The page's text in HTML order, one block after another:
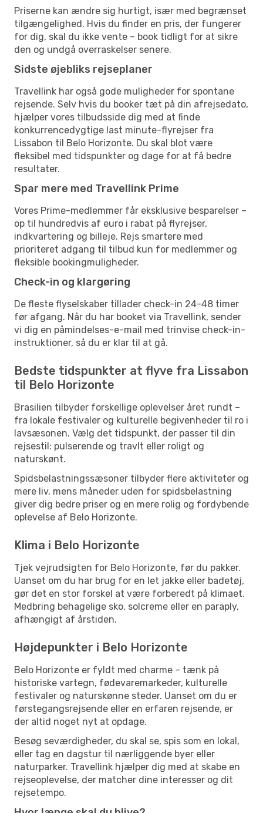
Priserne kan ændre sig hurtigt, især med begrænset
tilgængelighed. Hvis du finder en pris, der fungerer
for dig, skal du ikke vente – book tidligt for at sikre
den og undgå overraskelser senere.
Sidste øjebliks rejseplaner
Travellink har også gode muligheder for spontane
rejsende. Selv hvis du booker tæt på din afrejsedato,
hjælper vores tilbudsside dig med at finde
konkurrencedygtige last minute-flyrejser fra
Lissabon til Belo Horizonte. Du skal blot være
fleksibel med tidspunkter og dage for at få bedre
resultater.
Spar mere med Travellink Prime
Vores Prime-medlemmer får eksklusive besparelser –
op til hundredvis af euro i rabat på flyrejser,
indkvartering og billeje. Rejs smartere med
prioriteret adgang til tilbud kun for medlemmer og
fleksible bookingmuligheder.
Check-in og klargøring
De fleste flyselskaber tillader check-in 24-48 timer
før afgang. Når du har booket via Travellink, sender
vi dig en påmindelses-e-mail med trinvise check-in-
instruktioner, så du er klar til at gå.
Bedste tidspunkter at flyve fra Lissabon
til Belo Horizonte
Brasilien tilbyder forskellige oplevelser året rundt –
fra lokale festivaler og kulturelle begivenheder til ro i
lavsæsonen. Vælg det tidspunkt, der passer til din
rejsestil: pulserende og travlt eller roligt og
naturskønt.
Spidsbelastningssæsoner tilbyder flere aktiviteter og
mere liv, mens måneder uden for spidsbelastning
giver dig bedre priser og en mere rolig og fordybende
oplevelse af Belo Horizonte.
Klima i Belo Horizonte
Tjek vejrudsigten for Belo Horizonte, før du pakker.
Uanset om du har brug for en let jakke eller badetøj,
gør det en stor forskel at være forberedt på klimaet.
Medbring behagelige sko, solcreme eller en paraply,
afhængigt af årstiden.
Højdepunkter i Belo Horizonte
Belo Horizonte er fyldt med charme – tænk på
historiske vartegn, fødevaremarkeder, kulturelle
festivaler og naturskønne steder. Uanset om du er
førstegangsrejsende eller en erfaren rejsende, er
der altid noget nyt at opdage.
Besøg seværdigheder, du skal se, spis som en lokal,
eller tag en dagstur til nærliggende byer eller
naturparker. Travellink hjælper dig med at skabe en
rejseoplevelse, der matcher dine interesser og dit
rejsetempo.